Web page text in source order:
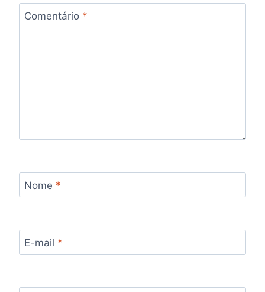
Comentário *
Nome *
E-mail *